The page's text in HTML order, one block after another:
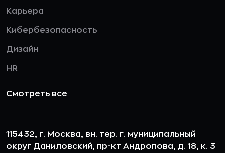
Карьера
Кибербезопасность
Дизайн
HR
Смотреть все
115432, г. Москва, вн. тер. г. муниципальный
округ Даниловский, пр-кт Андропова, д. 18, к. 3